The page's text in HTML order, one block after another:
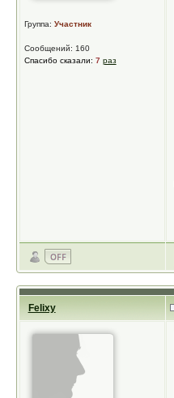
Группа: Участник
Сообщений: 160
Спасибо сказали: 7 раз
Felixy